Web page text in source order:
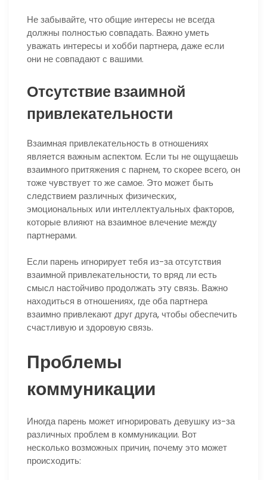
Не забывайте, что общие интересы не всегда
должны полностью совпадать. Важно уметь
уважать интересы и хобби партнера, даже если
они не совпадают с вашими.
Отсутствие взаимной
привлекательности
Взаимная привлекательность в отношениях
является важным аспектом. Если ты не ощущаешь
взаимного притяжения с парнем, то скорее всего, он
тоже чувствует то же самое. Это может быть
следствием различных физических,
эмоциональных или интеллектуальных факторов,
которые влияют на взаимное влечение между
партнерами.
Если парень игнорирует тебя из-за отсутствия
взаимной привлекательности, то вряд ли есть
смысл настойчиво продолжать эту связь. Важно
находиться в отношениях, где оба партнера
взаимно привлекают друг друга, чтобы обеспечить
счастливую и здоровую связь.
Проблемы
коммуникации
Иногда парень может игнорировать девушку из-за
различных проблем в коммуникации. Вот
несколько возможных причин, почему это может
происходить: